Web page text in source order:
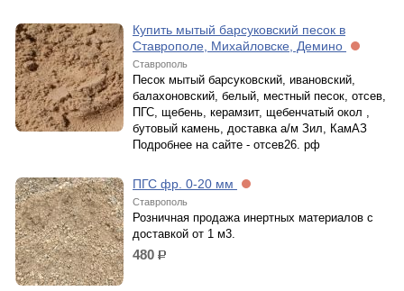
Купить мытый барсуковский песок в
Ставрополе, Михайловске, Демино
Ставрополь
Песок мытый барсуковский, ивановский,
балахоновский, белый, местный песок, отсев,
ПГС, щебень, керамзит, щебенчатый окол ,
бутовый камень, доставка а/м Зил, КамАЗ
Подробнее на сайте - отсев26. рф
ПГС фр. 0-20 мм
Ставрополь
Розничная продажа инертных материалов с
доставкой от 1 м3.
480 р.